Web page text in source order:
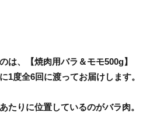
は、【焼肉用バラ＆モモ500g】
1度全6回に渡ってお届けします。
たりに位置しているのがバラ肉。